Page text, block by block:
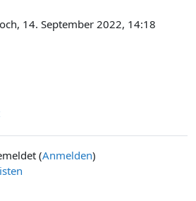
14. September 2022, 14:18
(Anmelden)